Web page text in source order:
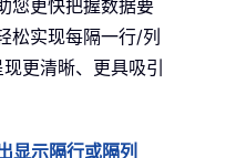
您更快把握数据要
松实现每隔一行/列
更清晰、更具吸引
显示隔行或隔列